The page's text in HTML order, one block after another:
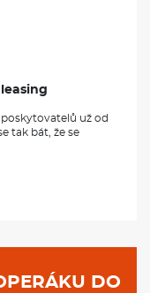
už od
tak bát, že se
DO